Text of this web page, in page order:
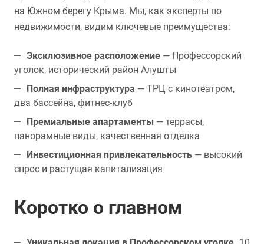
на Южном берегу Крыма. Мы, как эксперты по
недвижимости, видим ключевые преимущества:
Эксклюзивное расположение — Профессорский
уголок, исторический район Алушты
Полная инфраструктура — ТРЦ с кинотеатром,
два бассейна, фитнес-клуб
Премиальные апартаменты — террасы,
панорамные виды, качественная отделка
Инвестиционная привлекательность — высокий
спрос и растущая капитализация
Коротко о главном